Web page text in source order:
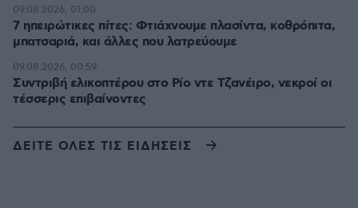
7 ηπειρώτικες πίτες: Φτιάχνουμε πλασίντα, κοθρόπιτα,
μπατσαριά, και άλλες που λατρεύουμε
09.08.2026, 01:00
Συντριβή ελικοπτέρου στο Ρίο ντε Τζανέιρο, νεκροί οι
τέσσερις επιβαίνοντες
09.08.2026, 00:59
ΔΕΙΤΕ ΟΛΕΣ ΤΙΣ ΕΙΔΗΣΕΙΣ